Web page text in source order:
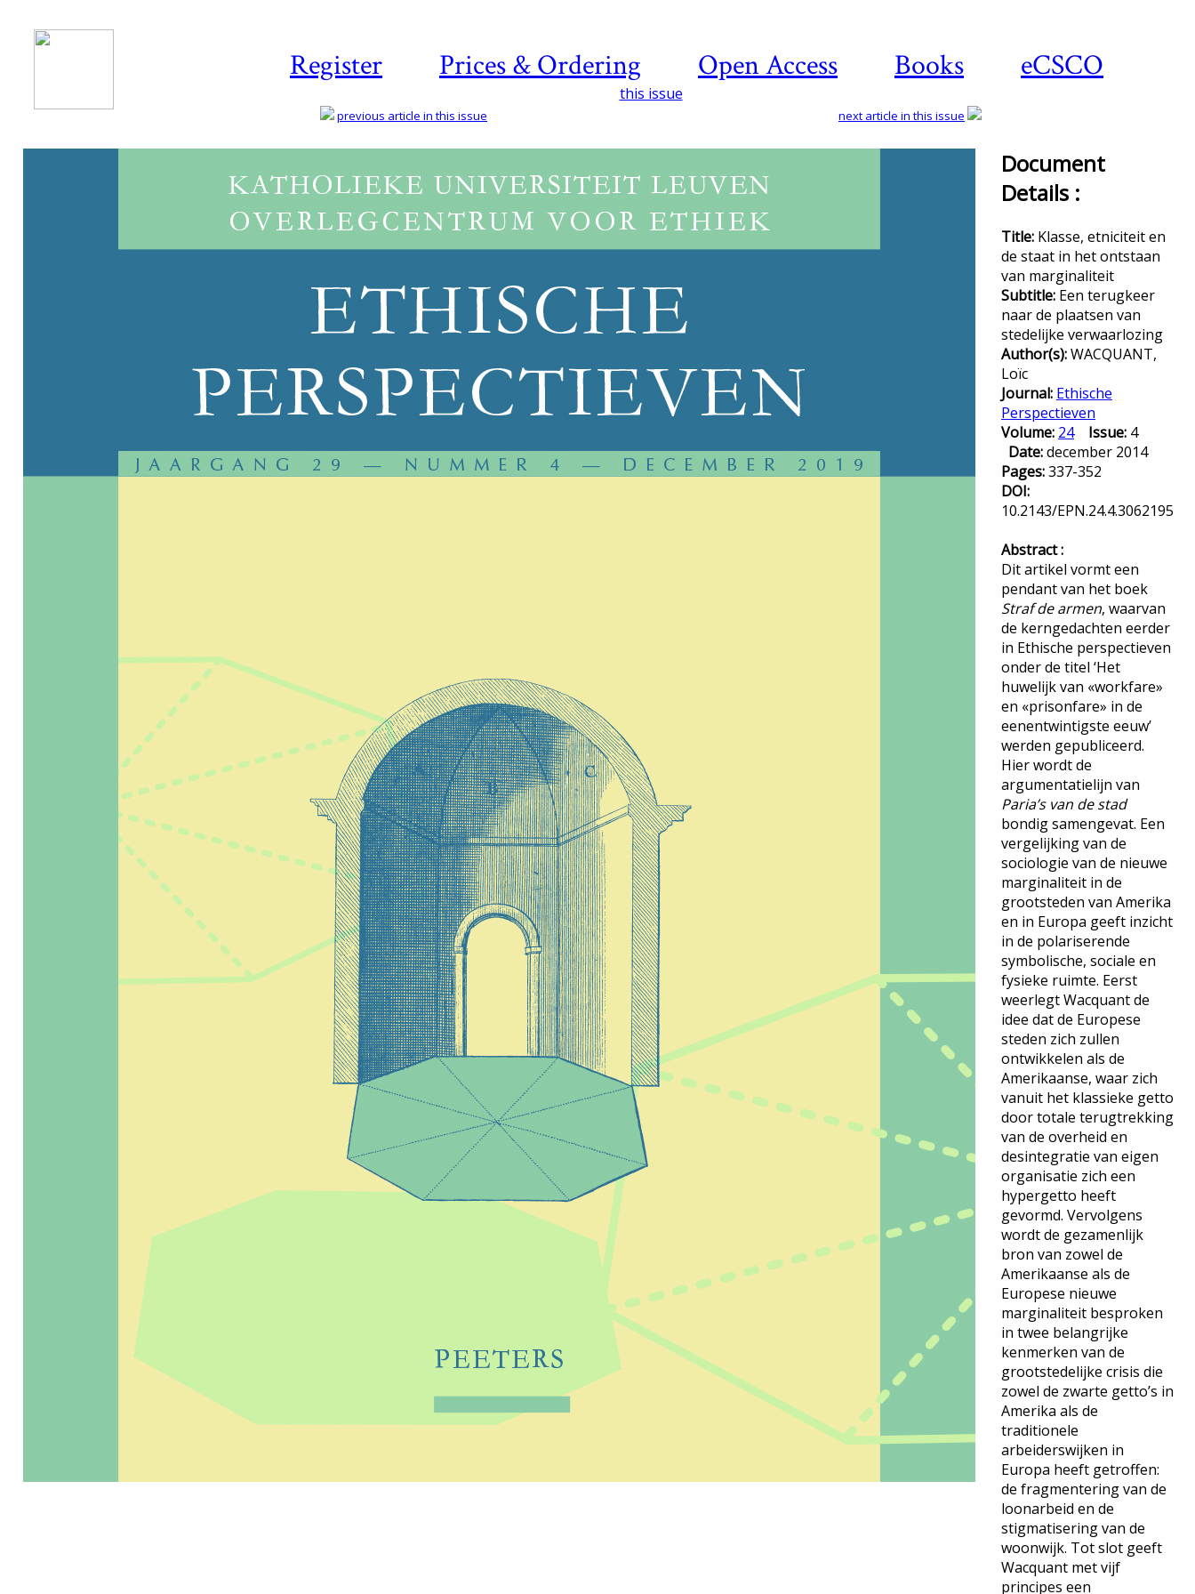
Register Prices & Ordering Open Access Books eCSCO
this issue
previous article in this issue next article in this issue
Document
Details :
Title: Klasse, etniciteit en
de staat in het ontstaan
van marginaliteit
Subtitle: Een terugkeer
naar de plaatsen van
stedelijke verwaarlozing
Author(s):WACQUANT,
Loïc
Journal: Ethische
Perspectieven
Volume: 24 Issue: 4
Date:december 2014
Pages:337-352
DOI:
10.2143/EPN.24.4.3062195
Abstract :
Dit artikel vormt een
pendant van het boek
Straf de armen, waarvan
de kerngedachten eerder
in Ethische perspectieven
onder de titel ‘Het
huwelijk van «workfare»
en «prisonfare» in de
eenentwintigste eeuw’
werden gepubliceerd.
Hier wordt de
argumentatielijn van
Paria’s van de stad
bondig samengevat. Een
vergelijking van de
sociologie van de nieuwe
marginaliteit in de
grootsteden van Amerika
en in Europa geeft inzicht
in de polariserende
symbolische, sociale en
fysieke ruimte. Eerst
weerlegt Wacquant de
idee dat de Europese
steden zich zullen
ontwikkelen als de
Amerikaanse, waar zich
vanuit het klassieke getto
door totale terugtrekking
van de overheid en
desintegratie van eigen
organisatie zich een
hypergetto heeft
gevormd. Vervolgens
wordt de gezamenlijk
bron van zowel de
Amerikaanse als de
Europese nieuwe
marginaliteit besproken
in twee belangrijke
kenmerken van de
grootstedelijke crisis die
zowel de zwarte getto’s in
Amerika als de
traditionele
arbeiderswijken in
Europa heeft getroffen:
de fragmentering van de
loonarbeid en de
stigmatisering van de
woonwijk. Tot slot geeft
Wacquant met vijf
principes een